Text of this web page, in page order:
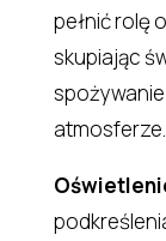
pełnić rolę
skupiając
spożywanie
atmosferze.